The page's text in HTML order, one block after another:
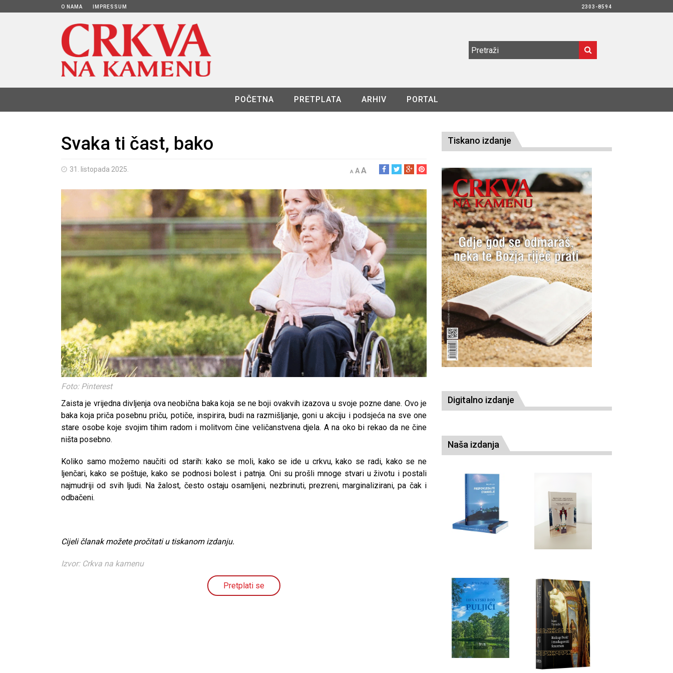
O NAMA IMPRESSUM 2303-8594
POČETNA PRETPLATA ARHIV PORTAL
Svaka ti čast, bako
31. listopada 2025. A AA
Foto: Pinterest
Zaista je vrijedna divljenja ova neobična baka koja se ne boji ovakvih izazova u svoje pozne dane. Ovo je
baka koja priča posebnu priču, potiče, inspirira, budi na razmišljanje, goni u akciju i podsjeća na sve one
stare osobe koje svojim tihim radom i molitvom čine veličanstvena djela. A na oko bi rekao da ne čine
ništa posebno.
Koliko samo možemo naučiti od starih: kako se moli, kako se ide u crkvu, kako se radi, kako se ne
ljenčari, kako se poštuje, kako se podnosi bolest i patnja. Oni su prošli mnoge stvari u životu i postali
najmudriji od svih ljudi. Na žalost, često ostaju osamljeni, nezbrinuti, prezreni, marginalizirani, pa čak i
odbačeni.
Cijeli članak možete pročitati u tiskanom izdanju.
Izvor: Crkva na kamenu
Pretplati se
Tiskano izdanje
Digitalno izdanje
Naša izdanja